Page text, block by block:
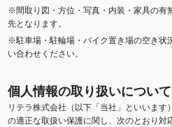
※間取り図・方位・写真・内装・家具の有
先となります。
※駐車場・駐輪場・バイク置き場の空き状
い合わせください。
個人情報の取り扱いについて
リテラ株式会社（以下「当社」といいます
の適正な取扱い保護に関し、次のとおり対